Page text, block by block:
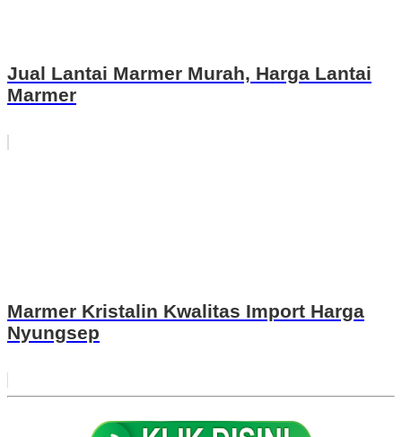
Jual Lantai Marmer Murah, Harga Lantai
Marmer
Marmer Kristalin Kwalitas Import Harga
Nyungsep